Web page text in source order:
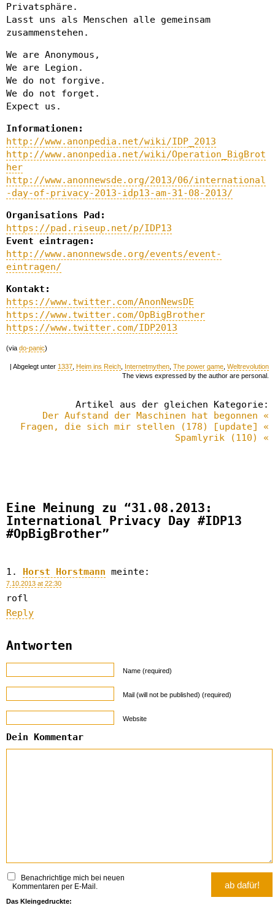
Privatsphäre.
Lasst uns als Menschen alle gemeinsam
zusammenstehen.
We are Anonymous,
We are Legion.
We do not forgive.
We do not forget.
Expect us.
Informationen:
http://www.anonpedia.net/wiki/IDP_2013
http://www.anonpedia.net/wiki/Operation_BigBrot
her
http://www.anonnewsde.org/2013/06/international
-day-of-privacy-2013-idp13-am-31-08-2013/
Organisations Pad:
https://pad.riseup.net/p/IDP13
Event eintragen:
http://www.anonnewsde.org/events/event-
eintragen/
Kontakt:
https://www.twitter.com/AnonNewsDE
https://www.twitter.com/OpBigBrother
https://www.twitter.com/IDP2013
(via do-panic)
| Abgelegt unter 1337 Heim ins Reich Internetmythen The power game Weltrevolution
The views expressed by the author are personal.
Artikel aus der gleichen Kategorie:
Der Aufstand der Maschinen hat begonnen «
Fragen, die sich mir stellen (178) [update] «
Spamlyrik (110) «
Eine Meinung zu “31.08.2013:
International Privacy Day #IDP13
#OpBigBrother”
Horst Horstmann meinte:
7.10.2013 at 22:30
rofl
Reply
Antworten
Name (required)
Mail (will not be published) (required)
Website
Dein Kommentar
Benachrichtige mich bei neuen
Kommentaren per E-Mail.
Das Kleingedruckte: